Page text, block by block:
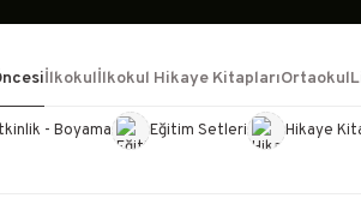
- Boyama Eğitim Setleri Hikaye
İlkokulİlkokul Hikaye KitaplarıOrtaokul
Kırtasiye Görevde Yükselme-